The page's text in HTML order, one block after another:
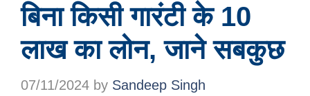
बिना किसी गारंटी के 10
लाख का लोन, जाने सबकुछ
07/11/2024 by Sandeep Singh